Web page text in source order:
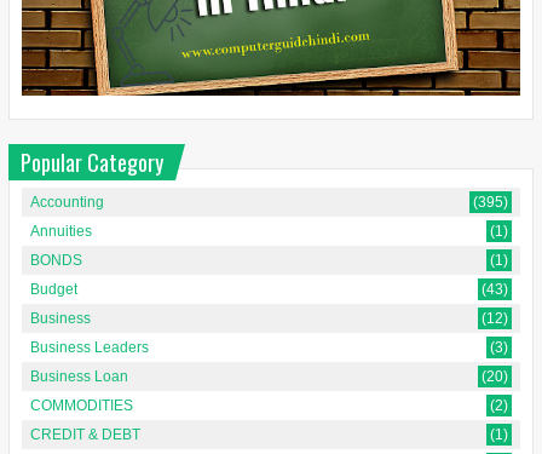
Popular Category
Accounting
(395)
Annuities
(1)
BONDS
(1)
Budget
(43)
Business
(12)
Business Leaders
(3)
Business Loan
(20)
COMMODITIES
(2)
CREDIT & DEBT
(1)